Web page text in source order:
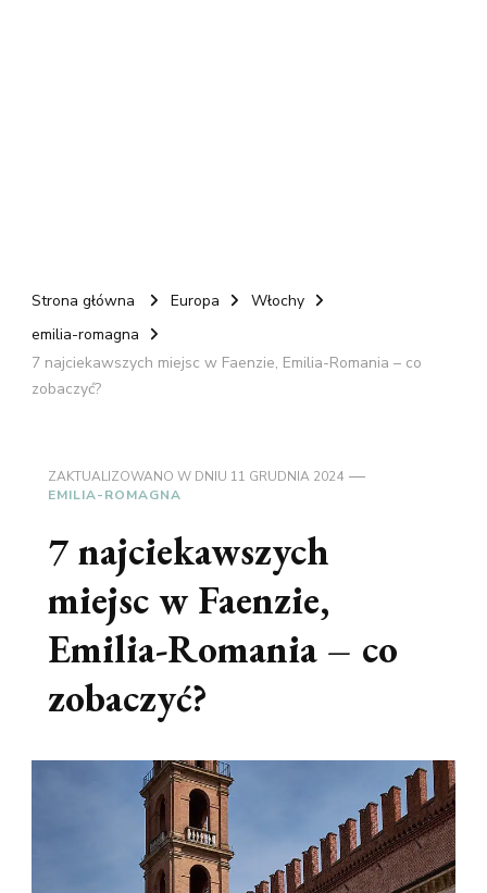
Strona główna Europa
Włochy
emilia-romagna
7 najciekawszych miejsc w Faenzie, Emilia-Romania – co
zobaczyć?
ZAKTUALIZOWANO W DNIU 11 GRUDNIA 2024
EMILIA-ROMAGNA
7 najciekawszych
miejsc w Faenzie,
Emilia-Romania – co
zobaczyć?